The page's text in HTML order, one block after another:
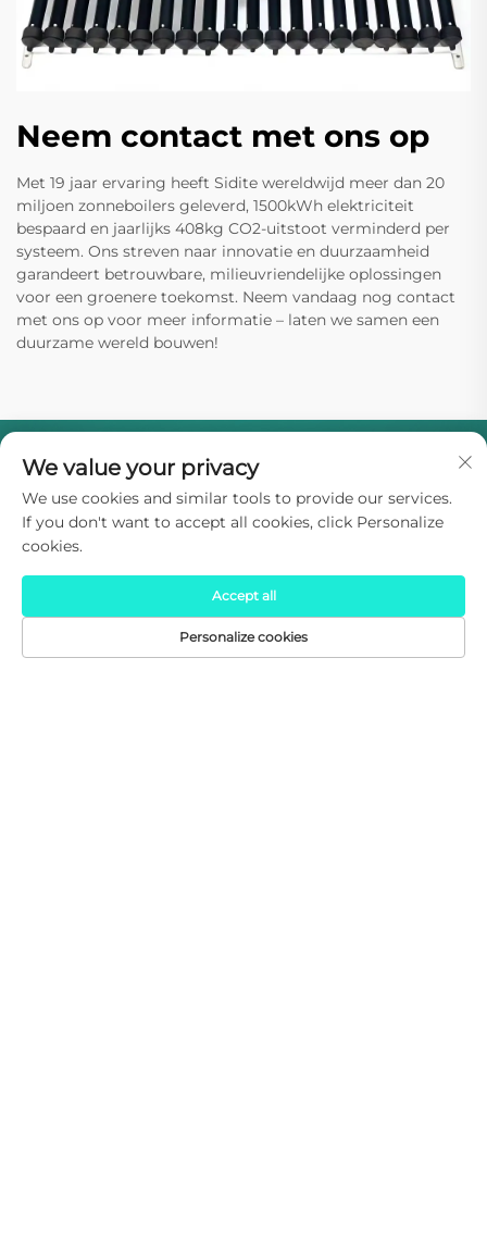
Neem contact met ons op
Met 19 jaar ervaring heeft Sidite wereldwijd meer dan 20
miljoen zonneboilers geleverd, 1500kWh elektriciteit
bespaard en jaarlijks 408kg CO2-uitstoot verminderd per
systeem. Ons streven naar innovatie en duurzaamheid
garandeert betrouwbare, milieuvriendelijke oplossingen
voor een groenere toekomst. Neem vandaag nog contact
met ons op voor meer informatie – laten we samen een
duurzame wereld bouwen!
SIDITE Energy levert zonneboilers en
warmtepompsystemen voor huishoudelijk en
commercieel gebruik. Onze energiezuinige,
lage koolstofuitstoottechnologieën
We value your privacy
We use cookies and similar tools to provide our services.
If you don't want to accept all cookies, click Personalize
cookies.
Personalize cookies
Accept all